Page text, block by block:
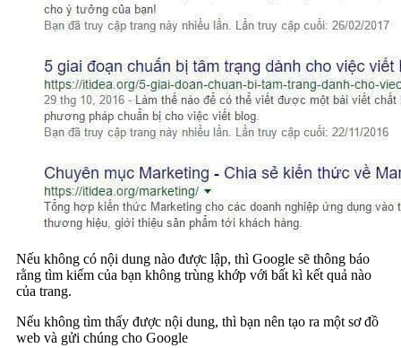
Nếu không có nội dung nào được lập, thì Google sẽ thông báo
rằng tìm kiếm của bạn không trùng khớp với bất kì kết quả nào
của trang.
Nếu không tìm thấy được nội dung, thì bạn nên tạo ra một sơ đồ
web và gửi chúng cho Google